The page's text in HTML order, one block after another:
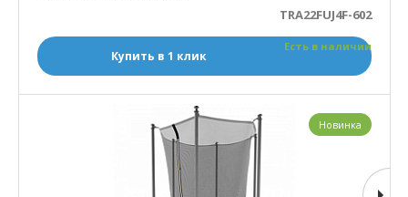
TRA22FUJ4F-602
Есть в наличии
Купить в 1 клик
Новинка